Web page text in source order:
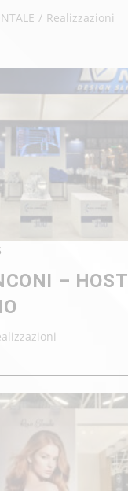
/ Realizzazioni
– HOST